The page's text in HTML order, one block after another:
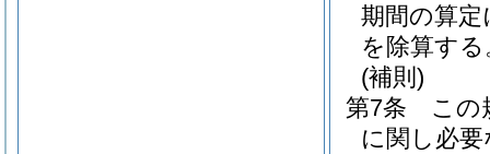
期間の算
を除算する
(補則)
第7条
この
に関し必